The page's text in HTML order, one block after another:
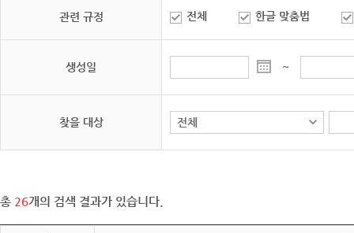
관련 규정 전체 한글 맞춤법
생성일 ~
찾을 대상
총 26개의 검색 결과가 있습니다.